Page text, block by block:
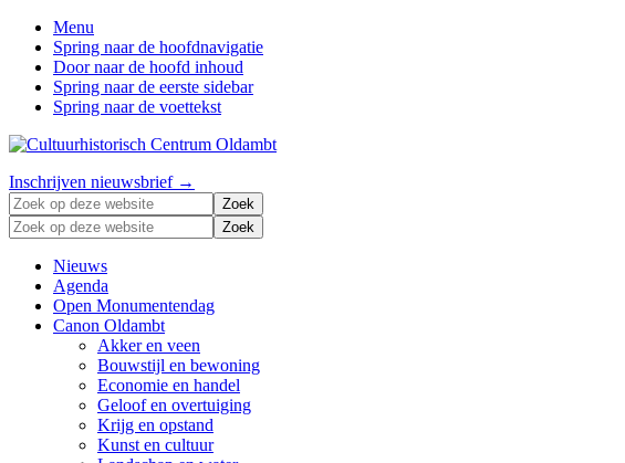
Menu
Spring naar de hoofdnavigatie
Door naar de hoofd inhoud
Spring naar de eerste sidebar
Spring naar de voettekst
Zonder
verleden
geen
toekomst
Header
Right
Inschrijven nieuwsbrief →
Zoek
op
deze
website
Zoek
op
deze
website
Nieuws
Agenda
Open Monumentendag
Canon Oldambt
Akker en veen
Bouwstijl en bewoning
Economie en handel
Geloof en overtuiging
Krijg en opstand
Kunst en cultuur